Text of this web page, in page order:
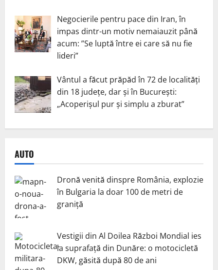
Negocierile pentru pace din Iran, în
impas dintr-un motiv nemaiauzit până
acum: ”Se luptă între ei care să nu fie
lideri”
Vântul a făcut prăpăd în 72 de localități
din 18 județe, dar și în București:
„Acoperișul pur și simplu a zburat”
AUTO
Dronă venită dinspre România, explozie
în Bulgaria la doar 100 de metri de
graniță
Vestigii din Al Doilea Război Mondial ies
la suprafață din Dunăre: o motocicletă
DKW, găsită după 80 de ani